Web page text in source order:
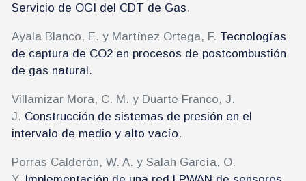
Servicio de OGI del CDT de Gas.
Ayala Blanco, E. y Martínez Ortega, F. Tecnologías
de captura de CO2 en procesos de postcombustión
de gas natural.
Villamizar Mora, C. M. y Duarte Franco, J.
J. Construcción de sistemas de presión en el
intervalo de medio y alto vacío.
Porras Calderón, W. A. y Salah García, O.